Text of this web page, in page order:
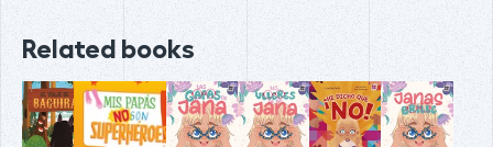
Related books